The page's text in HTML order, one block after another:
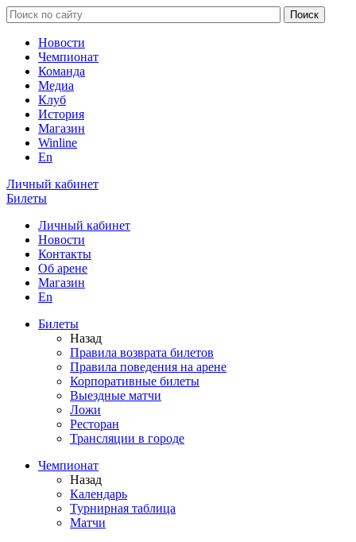
Новости
Чемпионат
Команда
Медиа
Клуб
История
Магазин
Winline
En
Личный кабинет
Билеты
Личный кабинет
Новости
Контакты
Об арене
Магазин
En
Билеты
Назад
Правила возврата билетов
Правила поведения на арене
Корпоративные билеты
Выездные матчи
Ложи
Ресторан
Трансляции в городе
Чемпионат
Назад
Календарь
Турнирная таблица
Матчи